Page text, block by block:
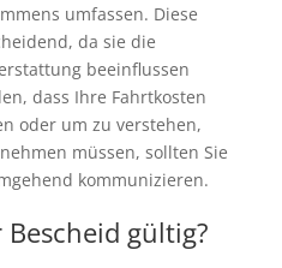
umfassen. Diese
da sie die
beeinflussen
dass Ihre Fahrtkosten
oder um zu verstehen,
müssen, sollten Sie
kommunizieren.
gültig?